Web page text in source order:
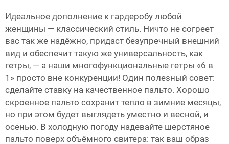
Идеальное дополнение к гардеробу любой
женщины — классический стиль. Ничто не согреет
вас так же надёжно, придаст безупречный внешний
вид и обеспечит такую же универсальность, как
гетры, — а наши многофункциональные гетры «6 в
1» просто вне конкуренции! Один полезный совет:
сделайте ставку на качественное пальто. Хорошо
скроенное пальто сохранит тепло в зимние месяцы,
но при этом будет выглядеть уместно и весной, и
осенью. В холодную погоду надевайте шерстяное
пальто поверх объёмного свитера: так ваш образ